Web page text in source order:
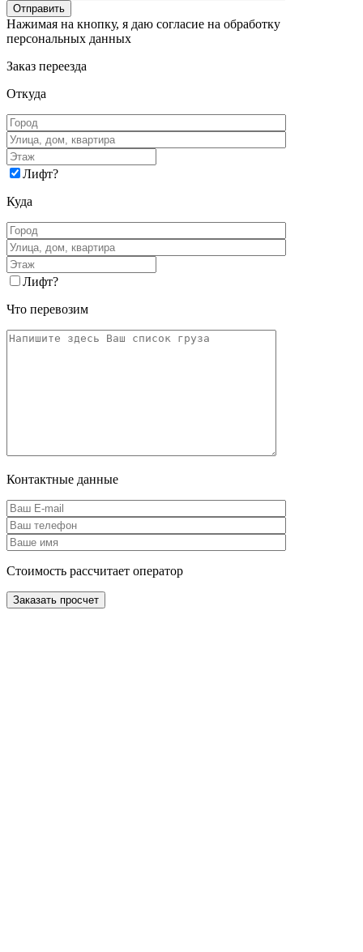
Нажимая на кнопку, я даю согласие на обработку
персональных данных
Заказ переезда
Откуда
Лифт?
Куда
Лифт?
Что перевозим
Контактные данные
Стоимость рассчитает оператор
Заказать просчет